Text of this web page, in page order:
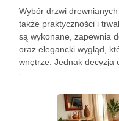
Wybór drzwi
także praktyczności i
są wykonane, zapewnia
oraz elegancki wygląd,
wnętrze. Jednak decyzja
być dokładnie